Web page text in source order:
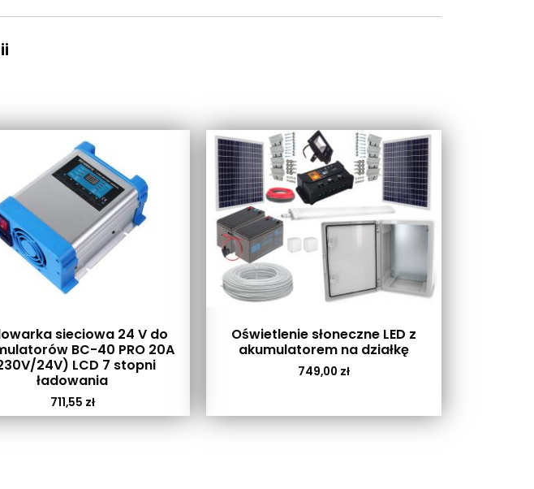
sieciowa 24 V do
BC-40 PRO 20A
24V) LCD 7 stopni
ładowania
711,55 zł
Oświetlenie słoneczne LED z
akumulatorem na działkę
749,00 zł